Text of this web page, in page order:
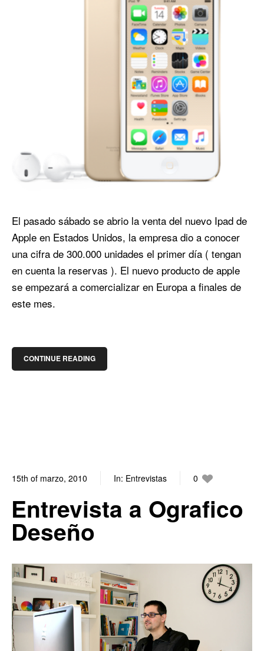
El pasado sábado se abrio la venta del nuevo Ipad de
Apple en Estados Unidos, la empresa dio a conocer
una cifra de 300.000 unidades el primer día ( tengan
en cuenta la reservas ). El nuevo producto de apple
se empezará a comercializar en Europa a finales de
este mes.
CONTINUE READING
15th of marzo, 2010 In: Entrevistas
0
Entrevista a Ografico
Deseño